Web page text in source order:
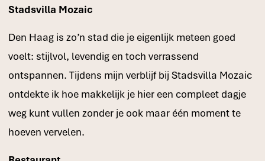
Stadsvilla Mozaic
Den Haag is zo’n stad die je eigenlijk meteen goed
voelt: stijlvol, levendig en toch verrassend
ontspannen. Tijdens mijn verblijf bij Stadsvilla Mozaic
ontdekte ik hoe makkelijk je hier een compleet dagje
weg kunt vullen zonder je ook maar één moment te
hoeven vervelen.